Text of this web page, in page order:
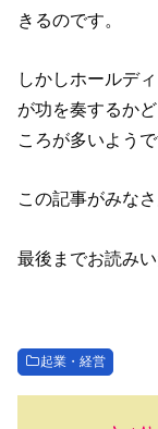
きるのです。
しかしホールデ
が功を奏するか
ころが多いようで
この記事がみな
最後までお読み
起業・経営